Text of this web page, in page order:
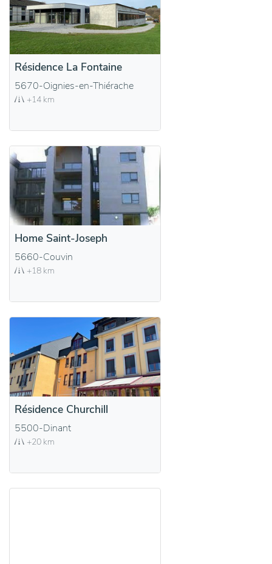
Résidence La Fontaine
5670-Oignies-en-Thiérache
+14 km
Home Saint-Joseph
5660-Couvin
+18 km
Résidence Churchill
5500-Dinant
+20 km